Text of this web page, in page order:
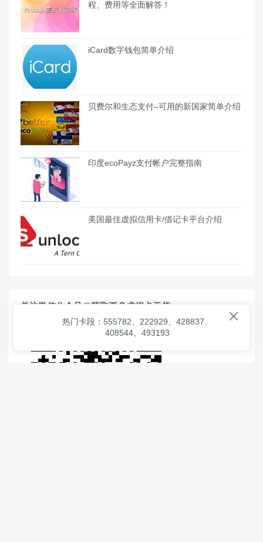
程、费用等全面解答！
iCard数字钱包简单介绍
贝费尔和生态支付–可用的新国家简单介绍
印度ecoPayz支付帐户完整指南
美国最佳虚拟信用卡/借记卡平台介绍
关注微信公众号@获取更多虚拟卡干货

热门卡段：555782、222929、428837、
408544、493193